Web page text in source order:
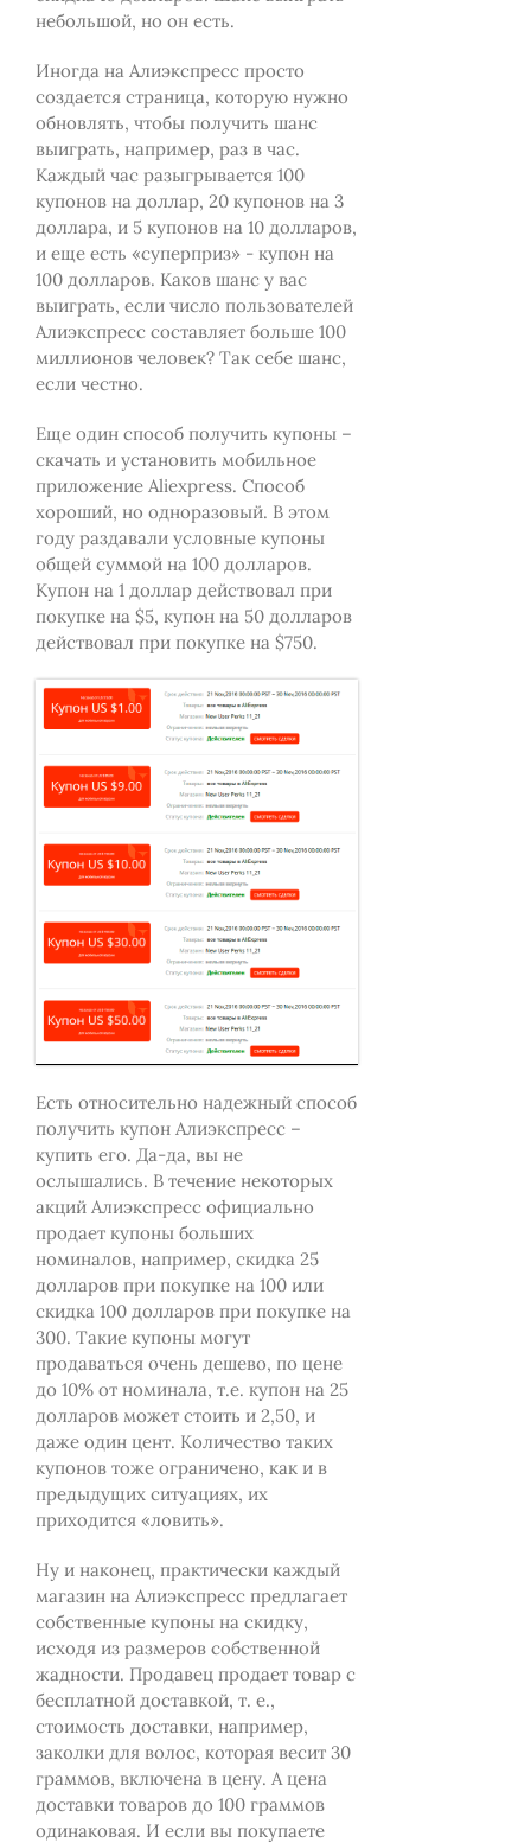
небольшой, но он есть.
Иногда на Алиэкспресс просто
создается страница, которую нужно
обновлять, чтобы получить шанс
выиграть, например, раз в час.
Каждый час разыгрывается 100
купонов на доллар, 20 купонов на 3
доллара, и 5 купонов на 10 долларов,
и еще есть «суперприз» - купон на
100 долларов. Каков шанс у вас
выиграть, если число пользователей
Алиэкспресс составляет больше 100
миллионов человек? Так себе шанс,
если честно.
Еще один способ получить купоны –
скачать и установить мобильное
приложение Aliexpress. Способ
хороший, но одноразовый. В этом
году раздавали условные купоны
общей суммой на 100 долларов.
Купон на 1 доллар действовал при
покупке на $5, купон на 50 долларов
действовал при покупке на $750.
Есть относительно надежный способ
получить купон Алиэкспресс –
купить его. Да-да, вы не
ослышались. В течение некоторых
акций Алиэкспресс официально
продает купоны больших
номиналов, например, скидка 25
долларов при покупке на 100 или
скидка 100 долларов при покупке на
300. Такие купоны могут
продаваться очень дешево, по цене
до 10% от номинала, т.е. купон на 25
долларов может стоить и 2,50, и
даже один цент. Количество таких
купонов тоже ограничено, как и в
предыдущих ситуациях, их
приходится «ловить».
Ну и наконец, практически каждый
магазин на Алиэкспресс предлагает
собственные купоны на скидку,
исходя из размеров собственной
жадности. Продавец продает товар с
бесплатной доставкой, т. е.,
стоимость доставки, например,
заколки для волос, которая весит 30
граммов, включена в цену. А цена
доставки товаров до 100 граммов
одинаковая. И если вы покупаете